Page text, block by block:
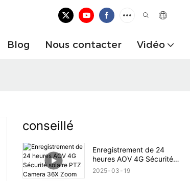
Blog Nous contacter Vidéo
conseillé
Enregistrement de 24
heures AOV 4G Sécurité
solaire PTZ Camera 36X
2025 03 19